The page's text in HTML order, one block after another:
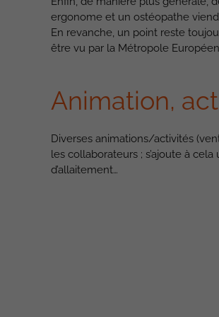
ergonome et un ostéopathe
En revanche, un point reste
être vu par la Métropole
Animation,
Diverses animations/activités
les collaborateurs ; s’ajoute à
d’allaitement…